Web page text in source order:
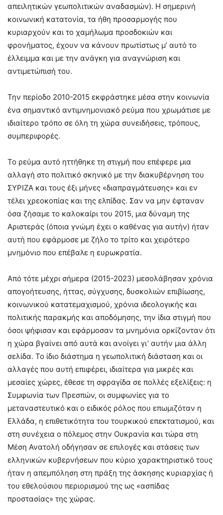
απειλητικών γεωπολιτικών αναδασμών). Η σημερινή
κοινωνική κατατονία, τα ήθη προσαρμογής που
κυριαρχούν και το χαμήλωμα προσδοκιών και
φρονήματος, έχουν να κάνουν πρωτίστως μ’ αυτό το
έλλειμμα και με την ανάγκη για αναγνώριση και
αντιμετώπισή του.
Την περίοδο 2010-2015 εκφράστηκε μέσα στην κοινωνία
ένα σημαντικό αντιμνημονιακό ρεύμα που χρωμάτισε με
ιδιαίτερο τρόπο σε όλη τη χώρα συνειδήσεις, τρόπους,
συμπεριφορές.
Το ρεύμα αυτό ηττήθηκε τη στιγμή που επέφερε μια
αλλαγή στο πολιτικό σκηνικό με την διακυβέρνηση του
ΣΥΡΙΖΑ και τους έξι μήνες «διαπραγμάτευσης» και εν
τέλει χρεοκοπίας και της ελπίδας. Σαν να μην έφταναν
όσα ζήσαμε το καλοκαίρι του 2015, μια δύναμη της
Αριστεράς (όποια γνώμη έχει ο καθένας για αυτήν) ήταν
αυτή που εφάρμοσε με ζήλο το τρίτο και χειρότερο
μνημόνιο που επέβαλε η ευρωκρατία.
Από τότε μέχρι σήμερα (2015-2023) μεσολάβησαν χρόνια
απογοήτευσης, ήττας, σύγχυσης, δυσκολιών επιβίωσης,
κοινωνικού κατατεμαχισμού, χρόνια ιδεολογικής και
πολιτικής παρακμής και αποδόμησης, την ίδια στιγμή που
όσοι ψήφισαν και εφάρμοσαν τα μνημόνια ορκίζονταν ότι
η χώρα βγαίνει από αυτά και ανοίγει γι’ αυτήν μια άλλη
σελίδα. Το ίδιο διάστημα η γεωπολιτική διάσταση και οι
αλλαγές που αυτή επιφέρει, ιδιαίτερα για μικρές και
μεσαίες χώρες, έθεσε τη σφραγίδα σε πολλές εξελίξεις: η
Συμφωνία των Πρεσπών, οι συμφωνίες για το
μεταναστευτικό και ο ειδικός ρόλος που επωμιζόταν η
Ελλάδα, η επιθετικότητα του τουρκικού επεκτατισμού, και
στη συνέχεια ο πόλεμος στην Ουκρανία και τώρα στη
Μέση Ανατολή οδήγησαν σε επιλογές και στάσεις των
ελληνικών κυβερνήσεων που κύριο χαρακτηριστικό τους
ήταν η απεμπόληση στη πράξη της άσκησης κυριαρχίας ή
του εθελούσιου περιορισμού της ως «ασπίδας
προστασίας» της χώρας.